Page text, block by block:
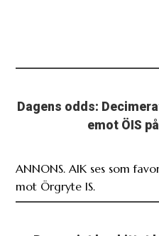
Dagens odds:
emot ÖIS
ANNONS. AIK ses som
mot Örgryte IS.